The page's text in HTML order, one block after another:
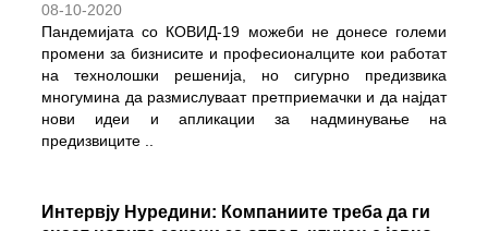
08-10-2020
Пандемијата со КОВИД-19 можеби не донесе големи
промени за бизнисите и професионалците кои работат
на технолошки решенија, но сигурно предизвика
многумина да размислуваат претприемачки и да најдат
нови идеи и апликации за надминување на
предизвиците
Интервју Нуредини: Компаниите треба да ги